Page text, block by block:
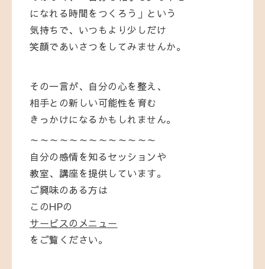
になれる時間をつくろう」という
気持ちで、いつもより少しだけ
笑顔であいさつをしてみませんか。
その一言が、自分の心を整え、
相手との新しい可能性を育む
きっかけになるかもしれません。
～～～～～～～～～～～～～
自分の感情を知るセッションや
教室、講座を提供しています。
ご興味のある方は
このHPの
サービスのメニュー
をご覧ください。